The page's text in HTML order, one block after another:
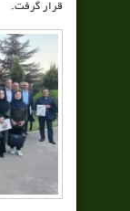
قرار گرفت.